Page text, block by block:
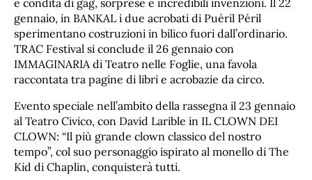
gennaio, in BANKAL i due acrobati di Puéril Péril
sperimentano costruzioni in bilico fuori dall’ordinario.
TRAC Festival si conclude il 26 gennaio con
IMMAGINARIA di Teatro nelle Foglie, una favola
raccontata tra pagine di libri e acrobazie da circo.
Evento speciale nell’ambito della rassegna il 23 gennaio
al Teatro Civico, con David Larible in IL CLOWN DEI
CLOWN: “Il più grande clown classico del nostro
tempo”, col suo personaggio ispirato al monello di The
Kid di Chaplin, conquisterà tutti.